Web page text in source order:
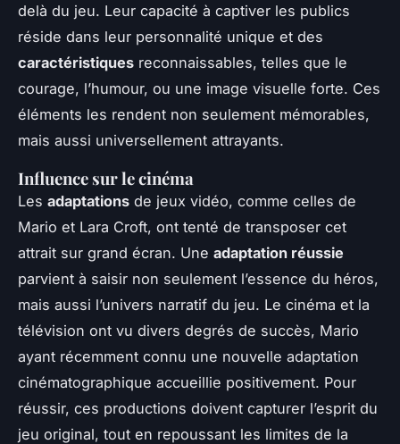
delà du jeu. Leur capacité à captiver les publics
réside dans leur personnalité unique et des
caractéristiques reconnaissables, telles que le
courage, l’humour, ou une image visuelle forte. Ces
éléments les rendent non seulement mémorables,
mais aussi universellement attrayants.
Influence sur le cinéma
Les adaptations de jeux vidéo, comme celles de
Mario et Lara Croft, ont tenté de transposer cet
attrait sur grand écran. Une adaptation réussie
parvient à saisir non seulement l’essence du héros,
mais aussi l’univers narratif du jeu. Le cinéma et la
télévision ont vu divers degrés de succès, Mario
ayant récemment connu une nouvelle adaptation
cinématographique accueillie positivement. Pour
réussir, ces productions doivent capturer l’esprit du
jeu original, tout en repoussant les limites de la